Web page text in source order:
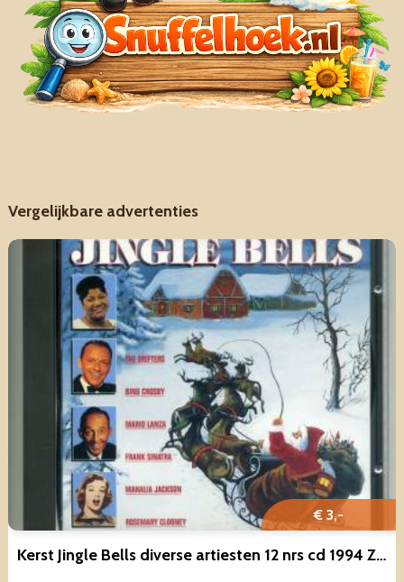
Vergelijkbare advertenties
€ 3,-
Kerst Jingle Bells diverse artiesten 12 nrs cd 1994 ZGAN